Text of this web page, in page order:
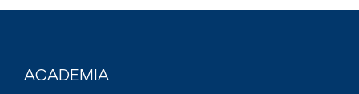
ACADEMIA